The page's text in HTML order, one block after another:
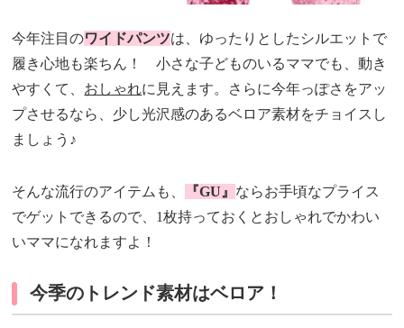
今年注目のワイドパンツは、ゆったりとしたシルエットで
履き心地も楽ちん！ 小さな子どものいるママでも、動き
やすくて、 おしゃれに見えます。さらに今年っぽさをアッ
プさせるなら、少し光沢感のあるベロア素材をチョイスし
ましょう♪
そんな流行のアイテムも、 『GU』 ならお手頃なプライス
でゲットできるので、1枚持っておくとおしゃれでかわい
いママになれますよ！
今季のトレンド素材はベロア！